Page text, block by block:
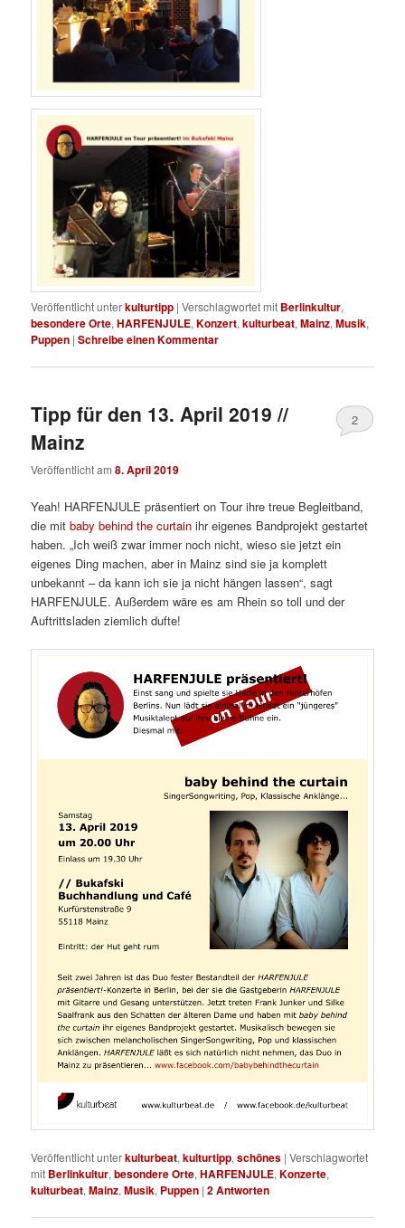
Veröffentlicht unterkulturtipp |Verschlagwortet mit Berlinkultur,
besondere Orte,HARFENJULE,Konzert,kulturbeat,Mainz,Musik,
Puppen |Schreibe einen Kommentar
Tipp für den 13. April 2019 //
Mainz
Veröffentlicht am8. April 2019
2
Yeah! HARFENJULE präsentiert on Tour ihre treue Begleitband,
die mitbaby behind the curtain ihr eigenes Bandprojekt gestartet
haben. „Ich weiß zwar immer noch nicht, wieso sie jetzt ein
eigenes Ding machen, aber in Mainz sind sie ja komplett
unbekannt – da kann ich sie ja nicht hängen lassen“, sagt
HARFENJULE. Außerdem wäre es am Rhein so toll und der
Auftrittsladen ziemlich dufte!
Veröffentlicht unterkulturbeat,kulturtipp,schönes |Verschlagwortet
mit Berlinkultur,besondere Orte,HARFENJULE,Konzerte,
kulturbeat,Mainz,Musik, Puppen |2Antworten